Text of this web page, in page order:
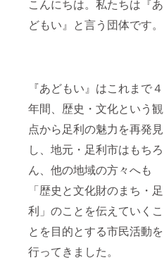
こんにちは。私たちは『あ
どもい』と言う団体です。
『あどもい』はこれまで４
年間、歴史・文化という観
点から足利の魅力を再発見
し、地元・足利市はもちろ
ん、他の地域の方々へも
「歴史と文化財のまち・足
利」のことを伝えていくこ
とを目的とする市民活動を
行ってきました。